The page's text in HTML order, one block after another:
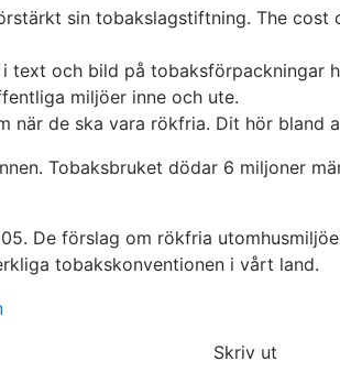
sin tobakslagstiftning. The
text och bild på tobaksförpackningar
miljöer inne och ute.
när de ska vara rökfria. Dit hör bland
Tobaksbruket dödar 6 miljoner
De förslag om rökfria
tobakskonventionen i vårt land.
Skriv ut